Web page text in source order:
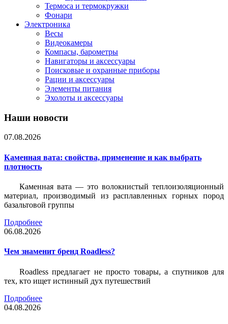
Термоса и термокружки
Фонари
Электроника
Весы
Видеокамеры
Компасы, барометры
Навигаторы и аксессуары
Поисковые и охранные приборы
Рации и аксессуары
Элементы питания
Эхолоты и аксессуары
Наши новости
07.08.2026
Каменная вата: свойства, применение и как выбрать
плотность
Каменная вата — это волокнистый теплоизоляционный
материал, производимый из расплавленных горных пород
базальтовой группы
Подробнее
06.08.2026
Чем знаменит бренд Roadless?
Roadless предлагает не просто товары, а спутников для
тех, кто ищет истинный дух путешествий
Подробнее
04.08.2026